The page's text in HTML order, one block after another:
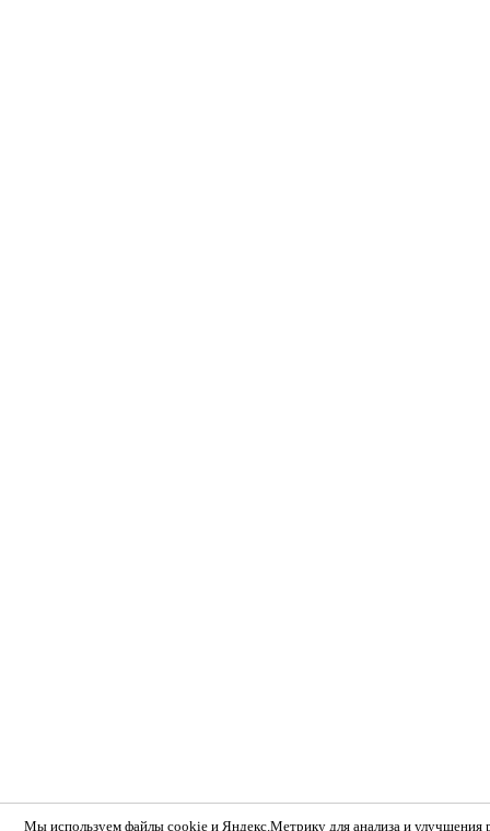
Мы используем файлы cookie и Яндекс.Метрику для анализа и улучшения